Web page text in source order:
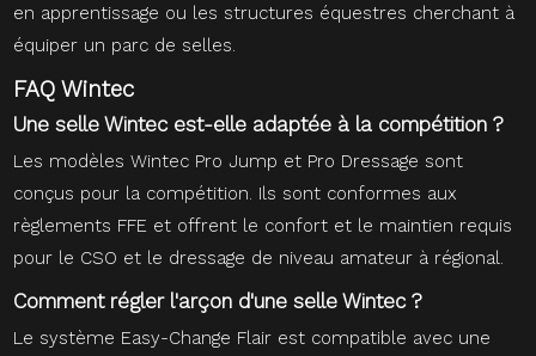
en apprentissage ou les structures équestres cherchant à
équiper un parc de selles.
FAQ Wintec
Une selle Wintec est-elle adaptée à la compétition ?
Les modèles Wintec Pro Jump et Pro Dressage sont
conçus pour la compétition. Ils sont conformes aux
règlements FFE et offrent le confort et le maintien requis
pour le CSO et le dressage de niveau amateur à régional.
Comment régler l'arçon d'une selle Wintec ?
Le système Easy-Change Flair est compatible avec une